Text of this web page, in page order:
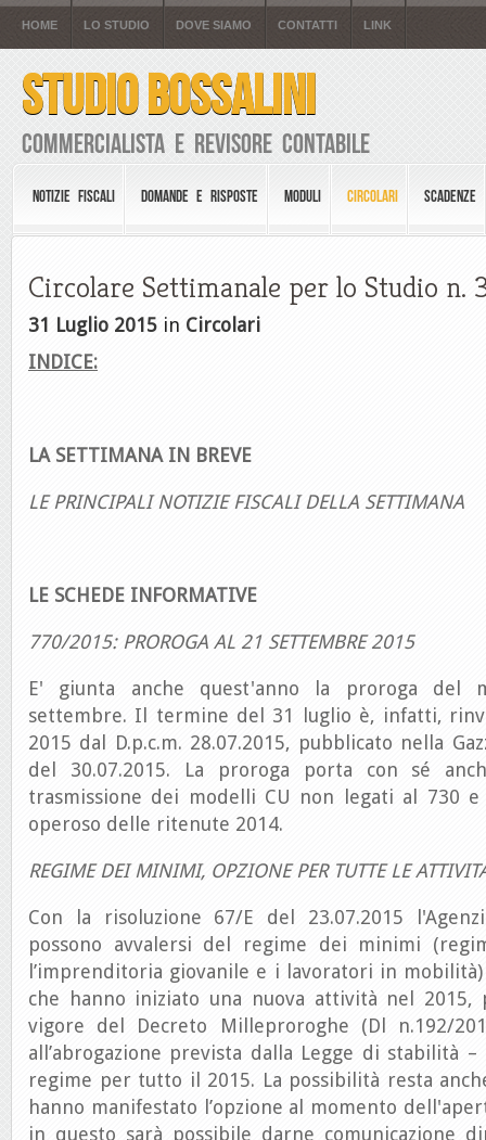
HOME LO STUDIO DOVE SIAMO CONTATTI LINK
STUDIO BOSSALINI
Commercialista e Revisore Contabile
NOTIZIE FISCALI DOMANDE E RISPOSTE MODULI CIRCOLARI SCADENZE
Circolare Settimanale per lo Studio n.
31 Luglio 2015 in Circolari
INDICE:
LA SETTIMANA IN BREVE
LE PRINCIPALI NOTIZIE FISCALI DELLA SETTIMANA
LE SCHEDE INFORMATIVE
770/2015: PROROGA AL 21 SETTEMBRE 2015
E' giunta anche quest'anno la proroga del
settembre. Il termine del 31 luglio è, infatti,
2015 dal D.p.c.m. 28.07.2015, pubblicato nella
del 30.07.2015. La proroga porta con sé
trasmissione dei modelli CU non legati al 730
operoso delle ritenute 2014.
REGIME DEI MINIMI, OPZIONE PER TUTTE LE
Con la risoluzione 67/E del 23.07.2015
possono avvalersi del regime dei minimi
l’imprenditoria giovanile e i lavoratori in
che hanno iniziato una nuova attività nel 2015,
vigore del Decreto Milleproroghe (Dl n.192/
all’abrogazione prevista dalla Legge di stabilità
regime per tutto il 2015. La possibilità resta
hanno manifestato l’opzione al momento
in questo sarà possibile darne comunicazione